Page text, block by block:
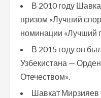
В 2010 году
призом «Лучший
номинации «Лучший
В 2015 году он
Узбекистана —
Отечеством».
Шавкат Мирзияев